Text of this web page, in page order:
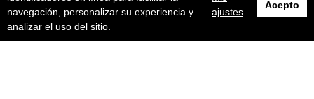
navegación, personalizar su experiencia y
analizar el uso del sitio.
ajustes
Acepto